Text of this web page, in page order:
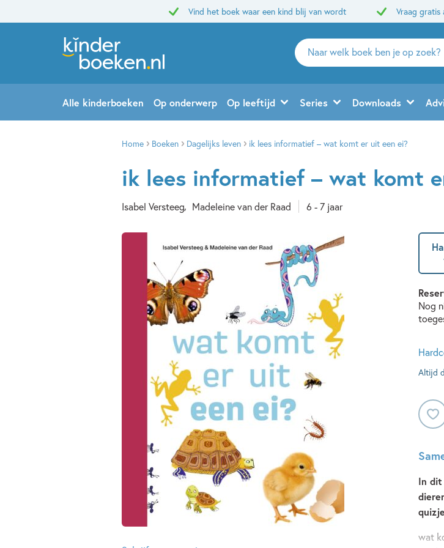
Vind het boek waar een kind blij van wordt Vraag gratis
Zoeken
naar
en
uitgevers
Alle kinderboeken Op onderwerp Op leeftijd Series Downloads
Home Boeken Dagelijks leven ik lees informatief – wat komt er uit een ei?
ik lees informatief – wat komt
Isabel Versteeg Madeleine van der Raad 6 - 7 jaar
Nog
Altijd
In dit
wat